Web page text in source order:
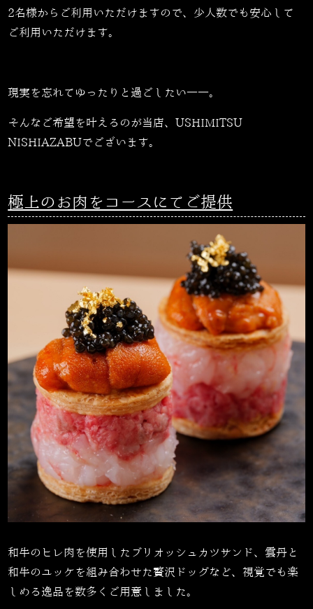
2名様からご利用いただけますので、少人数でも安心して
ご利用いただけます。
現実を忘れてゆったりと過ごしたい――。
そんなご希望を叶えるのが当店、 USHIMITSU
NISHIAZABUでございます。
極上のお肉をコースにてご提供
和牛のヒレ肉を使用したブリオッシュカツサンド、雲丹と
和牛のユッケを組み合わせた贅沢ドッグなど、視覚でも楽
しめる逸品を数多くご用意しました。